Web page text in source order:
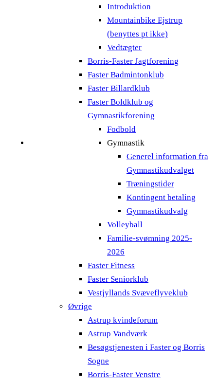
Introduktion
Mountainbike Ejstrup
(benyttes pt ikke)
Vedtægter
Borris-Faster Jagtforening
Faster Badmintonklub
Faster Billardklub
Faster Boldklub og
Gymnastikforening
Fodbold
Gymnastik
Generel information fra
Gymnastikudvalget
Træningstider
Kontingent betaling
Gymnastikudvalg
Volleyball
Familie-svømning 2025-
2026
Faster Fitness
Faster Seniorklub
Vestjyllands Svæveflyveklub
Øvrige
Astrup kvindeforum
Astrup Vandværk
Besøgstjenesten i Faster og Borris
Sogne
Borris-Faster Venstre